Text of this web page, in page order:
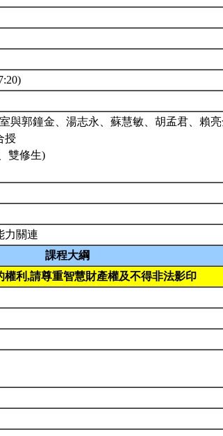
室與郭鐘金、湯志永、蘇慧敏、胡孟君、賴
授
雙修生)
力關連
課程大綱
權利,請尊重智慧財產權及不得非法影印